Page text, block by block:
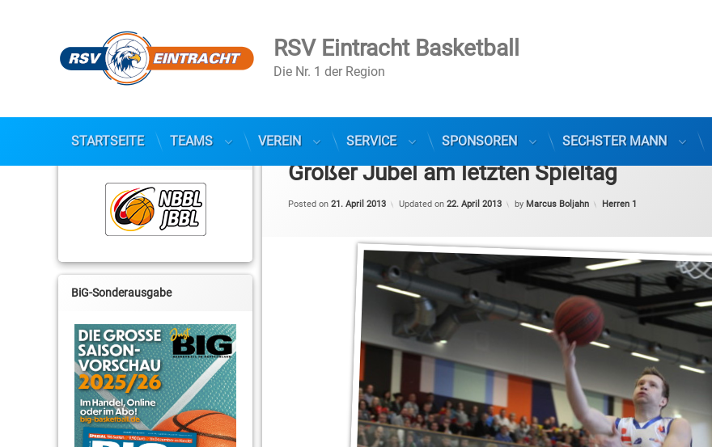
Skip
RSV Eintracht Basketball
Die Nr. 1 der Region
STARTSEITE TEAMS VEREIN SERVICE SPONSOREN SECHSTER MANN
Großer Jubel am letzten Spieltag
Posted on 21. April 2013 Updated on 22. April 2013 by Marcus Boljahn Categories:
Herren 1
BiG-Sonderausgabe